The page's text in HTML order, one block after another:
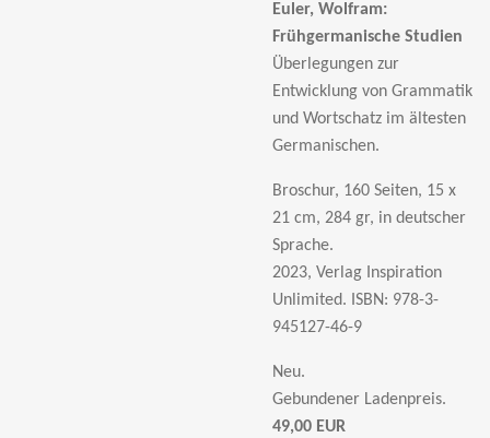
Euler, Wolfram:
Frühgermanische Studien
Überlegungen zur
Entwicklung von Grammatik
und Wortschatz im ältesten
Germanischen.
Broschur, 160 Seiten, 15 x
21 cm, 284 gr, in deutscher
Sprache.
2023, Verlag Inspiration
Unlimited. ISBN: 978-3-
945127-46-9
Neu.
Gebundener Ladenpreis.
49,00 EUR